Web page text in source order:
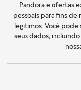
Pandora e ofertas
pessoais para fins de
legítimos. Você pode
seus dados,